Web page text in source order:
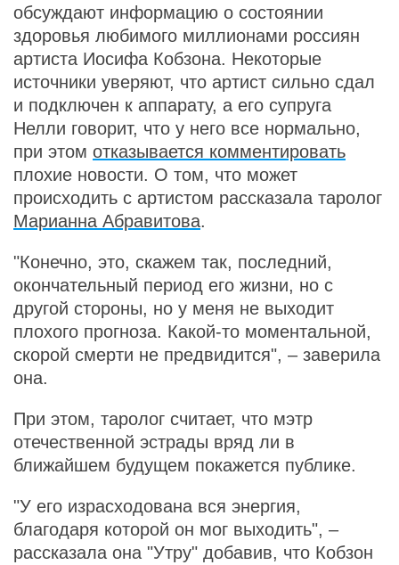
обсуждают информацию о состоянии
здоровья любимого миллионами россиян
артиста Иосифа Кобзона. Некоторые
источники уверяют, что артист сильно сдал
и подключен к аппарату, а его супруга
Нелли говорит, что у него все нормально,
при этом отказывается комментировать
плохие новости. О том, что может
происходить с артистом рассказала таролог
Марианна Абравитова.
"Конечно, это, скажем так, последний,
окончательный период его жизни, но с
другой стороны, но у меня не выходит
плохого прогноза. Какой-то моментальной,
скорой смерти не предвидится", – заверила
она.
При этом, таролог считает, что мэтр
отечественной эстрады вряд ли в
ближайшем будущем покажется публике.
"У его израсходована вся энергия,
благодаря которой он мог выходить", –
рассказала она "Утру" добавив, что Кобзон